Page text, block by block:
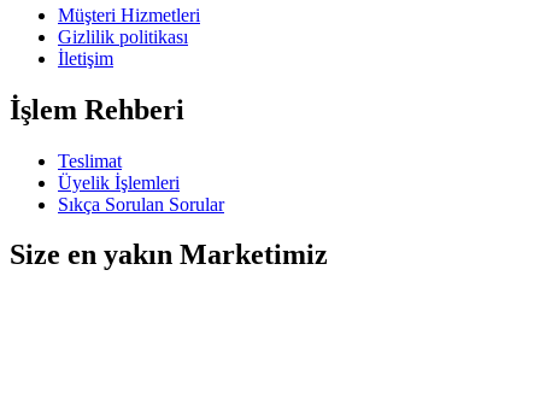
Müşteri Hizmetleri
Gizlilik politikası
İletişim
İşlem Rehberi
Teslimat
Üyelik İşlemleri
Sıkça Sorulan Sorular
Size en yakın Marketimiz